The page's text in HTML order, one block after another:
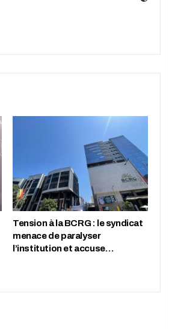
Tension à la BCRG : le syndicat
menace de paralyser
l’institution et accuse…